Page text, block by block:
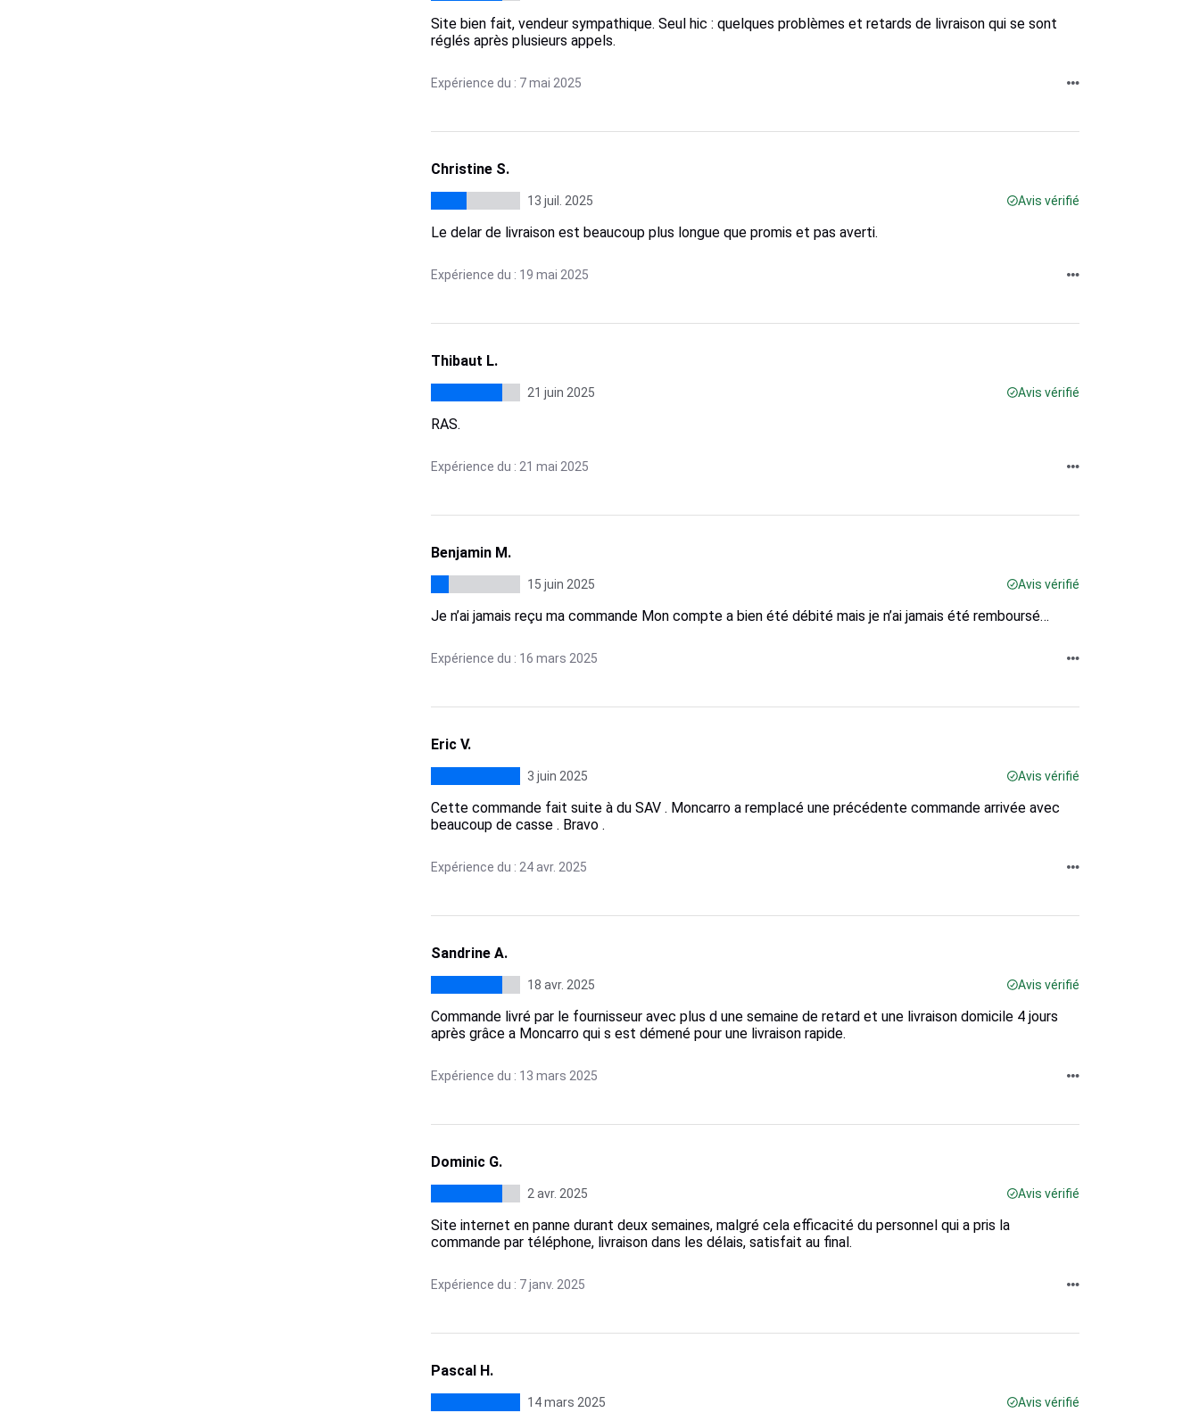
Site bien fait, vendeur sympathique. Seul hic : quelques problèmes et retards de livraison qui se sont
réglés après plusieurs appels.
Expérience du : 7 mai 2025
Christine S.
13 juil. 2025 Avis vérifié
Le delar de livraison est beaucoup plus longue que promis et pas averti.
Expérience du : 19 mai 2025
Thibaut L.
21 juin 2025 Avis vérifié
RAS.
Expérience du : 21 mai 2025
Benjamin M.
15 juin 2025 Avis vérifié
Je n’ai jamais reçu ma commande Mon compte a bien été débité mais je n’ai jamais été remboursé…
Expérience du : 16 mars 2025
Eric V.
3 juin 2025 Avis vérifié
Cette commande fait suite à du SAV . Moncarro a remplacé une précédente commande arrivée avec
beaucoup de casse . Bravo .
Expérience du : 24 avr. 2025
Sandrine A.
18 avr. 2025 Avis vérifié
Commande livré par le fournisseur avec plus d une semaine de retard et une livraison domicile 4 jours
après grâce a Moncarro qui s est démené pour une livraison rapide.
Expérience du : 13 mars 2025
Dominic G.
2 avr. 2025 Avis vérifié
Site internet en panne durant deux semaines, malgré cela efficacité du personnel qui a pris la
commande par téléphone, livraison dans les délais, satisfait au final.
Expérience du : 7 janv. 2025
Pascal H.
14 mars 2025 Avis vérifié